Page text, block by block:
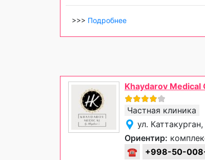
>>> Подробнее
Khaydarov Medical
Частная клиника
ул.
Ориентир:
☎
+998-50-